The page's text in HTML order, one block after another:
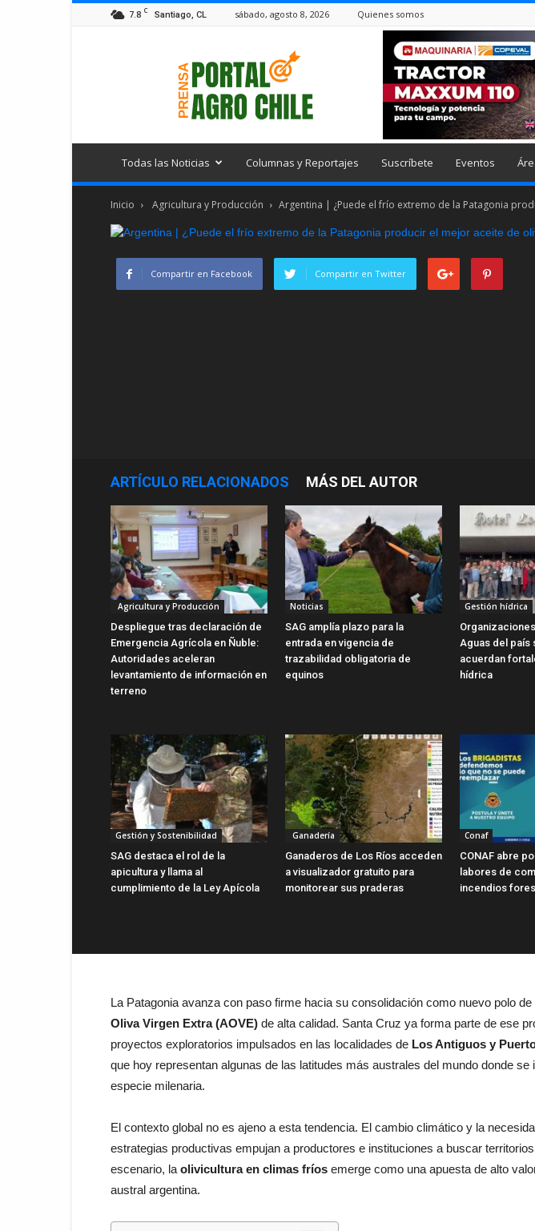
7.8 C Santiago, CL sábado, agosto 8, 2026 Quienes somos
Todas las Noticias Columnas y Reportajes Suscríbete Eventos
Inicio Agricultura y Producción Argentina | ¿Puede el frío extremo de la Patagonia
Compartir en Facebook Compartir en Twitter
ARTÍCULO RELACIONADOS MÁS DEL AUTOR
Agricultura y Producción
Despliegue tras declaración de
Emergencia Agrícola en Ñuble:
Autoridades aceleran
levantamiento de información en
terreno
Noticias
SAG amplía plazo para la
entrada en vigencia de
trazabilidad obligatoria de
equinos
Gestión hídrica
Aguas del país
acuerdan
hídrica
Gestión y Sostenibilidad
SAG destaca el rol de la
apicultura y llama al
cumplimiento de la Ley Apícola
Ganadería
Ganaderos de Los Ríos acceden
a visualizador gratuito para
monitorear sus praderas
Conaf
CONAF abre
labores de
incendios
La Patagonia avanza con paso firme hacia su consolidación como nuevo polo
Oliva Virgen Extra (AOVE) de alta calidad. Santa Cruz ya forma parte de ese
proyectos exploratorios impulsados en las localidades de Los Antiguos y
que hoy representan algunas de las latitudes más australes del mundo donde se
especie milenaria.
El contexto global no es ajeno a esta tendencia. El cambio climático y la
estrategias productivas empujan a productores e instituciones a buscar
escenario, la olivicultura en climas fríos emerge como una apuesta de alto
austral argentina.